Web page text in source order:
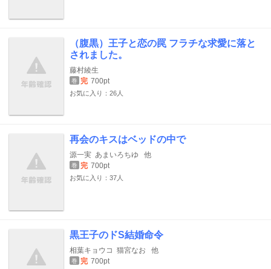
（腹黒）王子と恋の罠 フラチな求愛に落と
されました。
藤村綾生
巻 完 700pt
お気に入り：26人
再会のキスはベッドの中で
源一実 あまいろちゆ 他
巻 完 700pt
お気に入り：37人
黒王子のドS結婚命令
相葉キョウコ 猫宮なお 他
巻 完 700pt